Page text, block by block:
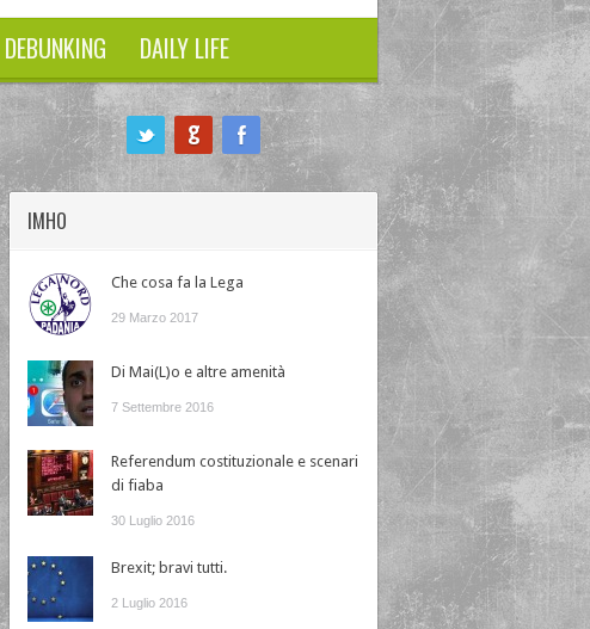
DEBUNKING DAILY LIFE
IMHO
Che cosa fa la Lega
29 Marzo 2017
Di Mai(L)o e altre amenità
7 Settembre 2016
Referendum costituzionale e scenari
di fiaba
30 Luglio 2016
Brexit; bravi tutti.
2 Luglio 2016